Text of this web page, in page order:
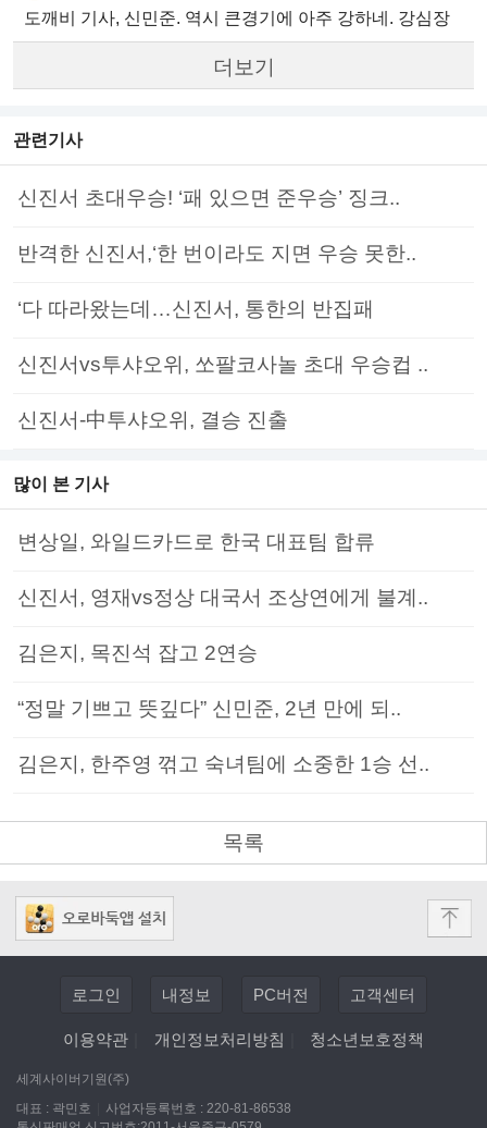
도깨비 기사, 신민준. 역시 큰경기에 아주 강하네. 강심장
더보기
관련기사
신진서 초대우승! ‘패 있으면 준우승’ 징크..
반격한 신진서,‘한 번이라도 지면 우승 못한..
‘다 따라왔는데…신진서, 통한의 반집패
신진서vs투샤오위, 쏘팔코사놀 초대 우승컵 ..
신진서-中투샤오위, 결승 진출
많이 본 기사
변상일, 와일드카드로 한국 대표팀 합류
신진서, 영재vs정상 대국서 조상연에게 불계..
김은지, 목진석 잡고 2연승
“정말 기쁘고 뜻깊다” 신민준, 2년 만에 되..
김은지, 한주영 꺾고 숙녀팀에 소중한 1승 선..
목록
로그인 내정보 PC버전 고객센터
이용약관 개인정보처리방침 청소년보호정책
세계사이버기원(주)
대표 : 곽민호
사업자등록번호 : 220-81-86538